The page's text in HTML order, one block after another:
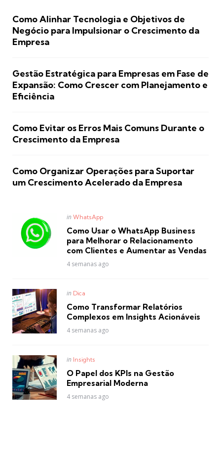
Como Alinhar Tecnologia e Objetivos de
Negócio para Impulsionar o Crescimento da
Empresa
Gestão Estratégica para Empresas em Fase de
Expansão: Como Crescer com Planejamento e
Eficiência
Como Evitar os Erros Mais Comuns Durante o
Crescimento da Empresa
Como Organizar Operações para Suportar
um Crescimento Acelerado da Empresa
Posted
in WhatsApp
Como Usar o WhatsApp Business
para Melhorar o Relacionamento
com Clientes e Aumentar as Vendas
4 semanas ago
Posted
in Dica
Como Transformar Relatórios
Complexos em Insights Acionáveis
4 semanas ago
Posted
in Insights
O Papel dos KPIs na Gestão
Empresarial Moderna
4 semanas ago